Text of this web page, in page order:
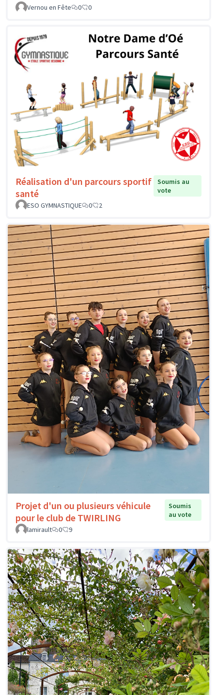
Vernou en Fête 0 0
Réalisation d'un parcours sportif
santé
Soumis au
vote
ESO GYMNASTIQUE
0 2
Projet d'un ou plusieurs véhicule
pour le club de TWIRLING
Soumis
au vote
lamirault
0 9